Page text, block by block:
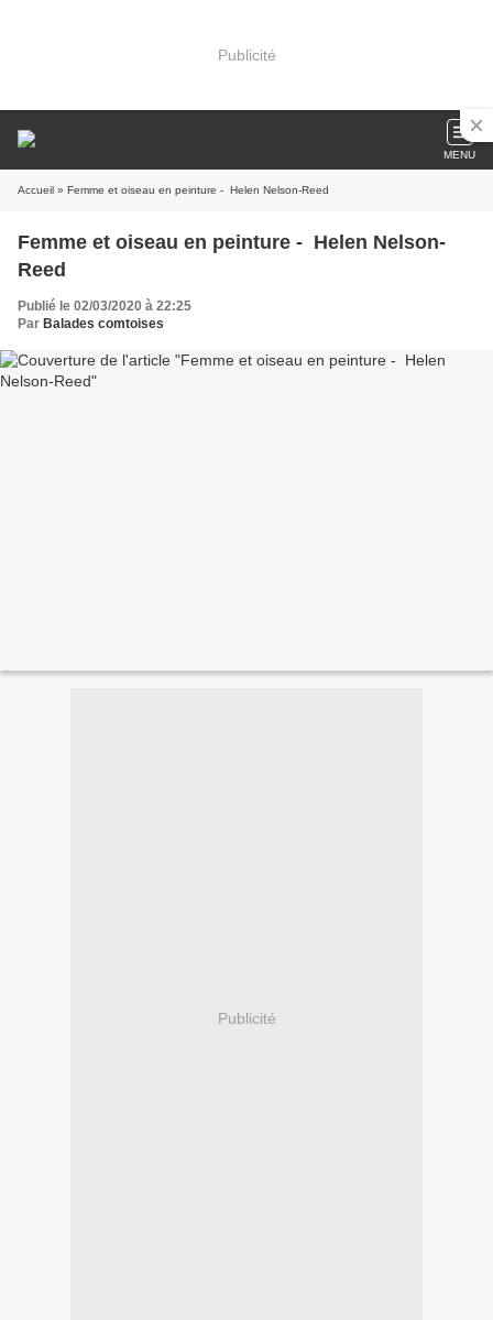
Publicité
MENU
Accueil » Femme et oiseau en peinture - Helen Nelson-Reed
Femme et oiseau en peinture - Helen Nelson-
Reed
Publié le 02/03/2020 à 22:25
Par Balades comtoises
Publicité